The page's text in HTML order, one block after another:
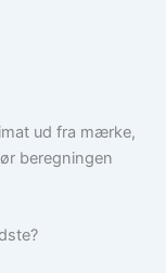
ud fra mærke,
beregningen